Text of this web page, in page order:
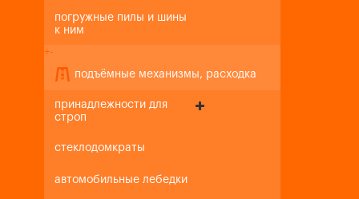
погружные пилы и шины
к ним
+-
подъёмные механизмы, расходка
принадлежности для
строп
стеклодомкраты
автомобильные лебедки